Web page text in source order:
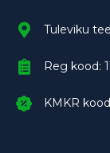
Tuleviku
Reg kood:
KMKR